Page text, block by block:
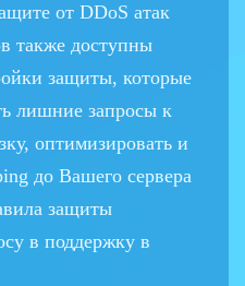
от DDoS атак
также доступны
защиты, которые
лишние запросы к
оптимизировать и
до Вашего сервера
защиты
в поддержку в